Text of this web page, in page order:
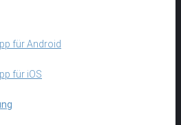
für Android
für iOS